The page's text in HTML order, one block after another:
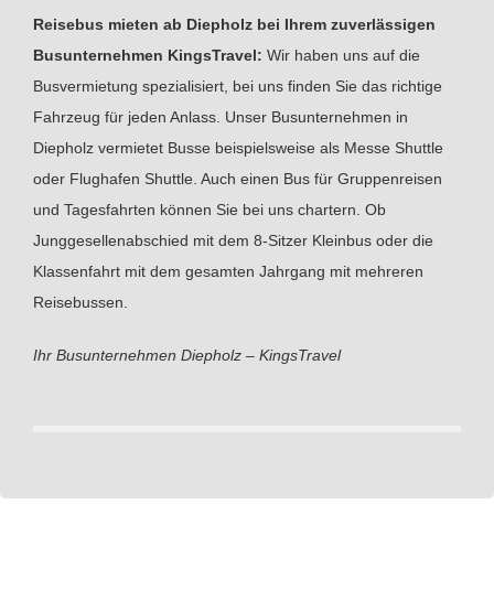
Reisebus mieten ab Diepholz bei Ihrem zuverlässigen
Busunternehmen KingsTravel: Wir haben uns auf die
Busvermietung spezialisiert, bei uns finden Sie das richtige
Fahrzeug für jeden Anlass. Unser Busunternehmen in
Diepholz vermietet Busse beispielsweise als Messe Shuttle
oder Flughafen Shuttle. Auch einen Bus für Gruppenreisen
und Tagesfahrten können Sie bei uns chartern. Ob
Junggesellenabschied mit dem 8-Sitzer Kleinbus oder die
Klassenfahrt mit dem gesamten Jahrgang mit mehreren
Reisebussen.
Ihr Busunternehmen Diepholz – KingsTravel